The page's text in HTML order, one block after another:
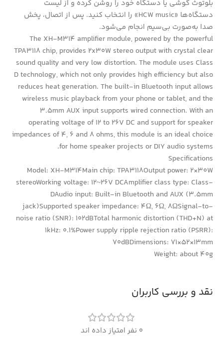
بلوتوث گوشی یا دستگاه خود را روشن کرده و از لیست
دستگاه‌ها «HCW music» را انتخاب کنید. پس از اتصال، پخش
صدا به‌صورت بی‌سیم انجام می‌شود.
The XH-M314 amplifier module, powered by the powerful
TPA3118 chip, provides 2x30W stereo output with crystal clear
sound quality and very low distortion. The module uses Class
D technology, which not only provides high efficiency but also
reduces heat generation. The built-in Bluetooth input allows
wireless music playback from your phone or tablet, and the
3.5mm AUX input supports wired connection. With an
operating voltage of 12 to 26V DC and support for speaker
impedances of 4, 6 and 8 ohms, this module is an ideal choice
for home speaker projects or DIY audio systems.
Specifications
Model: XH-M314Main chip: TPA3118Output power: 2×30W
stereoWorking voltage: 12~26V DCAmplifier class type: Class-
DAudio input: Built-in Bluetooth and AUX (3.5mm
jack)Supported speaker impedance: 4Ω, 6Ω, 8ΩSignal-to-
noise ratio (SNR): 102dBTotal harmonic distortion (THD+N) at
1kHz: 0.1%Power supply ripple rejection ratio (PSRR):
70dBDimensions: 71×52×13mm
Weight: about 40g
نقد و بررسی کاربران
0 نفر امتیاز داده اند